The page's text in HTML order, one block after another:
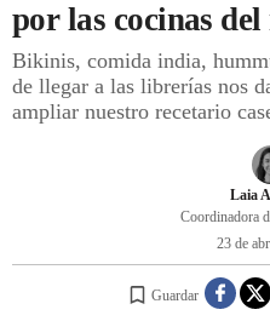
DÓNDE COMER
ÍDOLOS DE MESAS
CUADERNO DE VIAJE
por las cocinas
Bikinis, comida india,
de llegar a las librerías nos
ampliar nuestro recetario
Laia
Coordinadora
23 de
Guardar